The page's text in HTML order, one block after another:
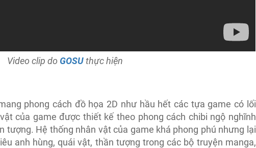
Video clip do GOSUthực hiện
phong cách đồ họa 2D như hầu hết các tựa game có lối
của game được thiết kế theo phong cách chibi ngộ nghĩnh
tượng. Hệ thống nhân vật của game khá phong phú nhưng lại
anh hùng, quái vật, thần tượng trong các bộ truyện manga,